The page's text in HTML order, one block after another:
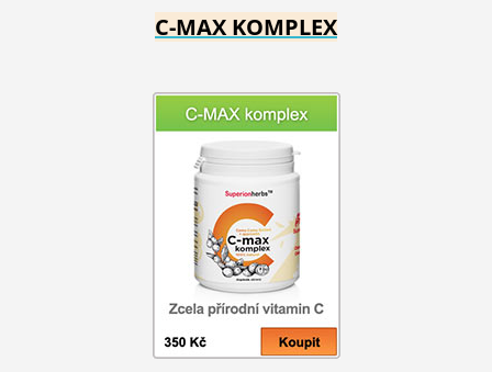
C-MAX KOMPLEX